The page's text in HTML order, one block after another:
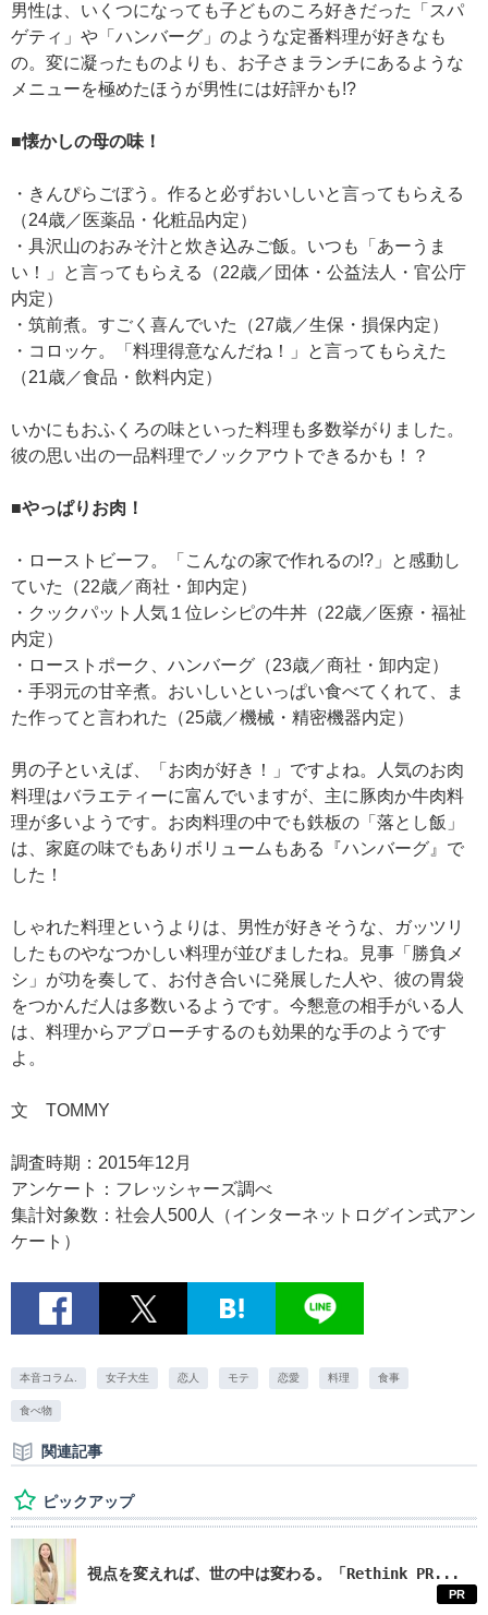
男性は、いくつになっても子どものころ好きだった「スパ
ゲティ」や「ハンバーグ」のような定番料理が好きなも
の。変に凝ったものよりも、お子さまランチにあるような
メニューを極めたほうが男性には好評かも!?
■懐かしの母の味！
・きんぴらごぼう。作ると必ずおいしいと言ってもらえる
（24歳／医薬品・化粧品内定）
・具沢山のおみそ汁と炊き込みご飯。いつも「あーうま
い！」と言ってもらえる（22歳／団体・公益法人・官公庁
内定）
・筑前煮。すごく喜んでいた（27歳／生保・損保内定）
・コロッケ。「料理得意なんだね！」と言ってもらえた
（21歳／食品・飲料内定）
いかにもおふくろの味といった料理も多数挙がりました。
彼の思い出の一品料理でノックアウトできるかも！？
■やっぱりお肉！
・ローストビーフ。「こんなの家で作れるの!?」と感動し
ていた（22歳／商社・卸内定）
・クックパット人気１位レシピの牛丼（22歳／医療・福祉
内定）
・ローストポーク、ハンバーグ（23歳／商社・卸内定）
・手羽元の甘辛煮。おいしいといっぱい食べてくれて、ま
た作ってと言われた（25歳／機械・精密機器内定）
男の子といえば、「お肉が好き！」ですよね。人気のお肉
料理はバラエティーに富んでいますが、主に豚肉か牛肉料
理が多いようです。お肉料理の中でも鉄板の「落とし飯」
は、家庭の味でもありボリュームもある『ハンバーグ』で
した！
しゃれた料理というよりは、男性が好きそうな、ガッツリ
したものやなつかしい料理が並びましたね。見事「勝負メ
シ」が功を奏して、お付き合いに発展した人や、彼の胃袋
をつかんだ人は多数いるようです。今懇意の相手がいる人
は、料理からアプローチするのも効果的な手のようです
よ。
文 TOMMY
調査時期：2015年12月
アンケート：フレッシャーズ調べ
集計対象数：社会人500人（インターネットログイン式アン
ケート）
本音コラム. 女子大生 恋人 モテ 恋愛 料理 食事
食べ物
関連記事
ピックアップ
視点を変えれば、世の中は変わる。「Rethink PR...
PR